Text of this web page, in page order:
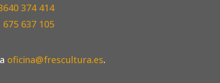
640 374 414
675 637 105
oficina@frescultura.es.